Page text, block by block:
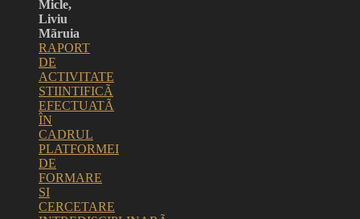
Micle,
Liviu
Mãruia
RAPORT
DE
ACTIVITATE
STIINTIFICÃ
EFECTUATÃ
ÎN
CADRUL
PLATFORMEI
DE
FORMARE
SI
CERCETARE